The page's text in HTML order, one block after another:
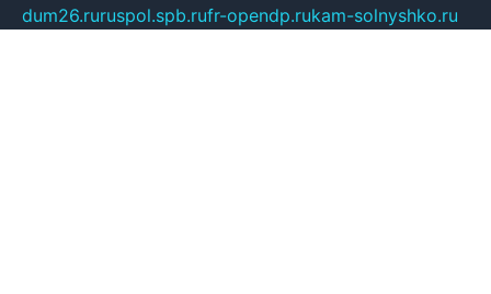
dum26.ruruspol.spb.rufr-opendp.rukam-solnyshko.ru